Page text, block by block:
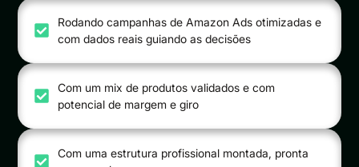
Rodando campanhas de Amazon Ads otimizadas e
com dados reais guiando as decisões
Com um mix de produtos validados e com
potencial de margem e giro
Com uma estrutura profissional montada, pronta